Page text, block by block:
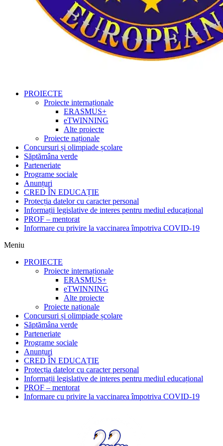
PROIECTE
Proiecte internaționale
ERASMUS+
eTWINNING
Alte proiecte
Proiecte naționale
Concursuri și olimpiade școlare
Săptămâna verde
Parteneriate
Programe sociale
Anunțuri
CRED ÎN EDUCAȚIE
Protecția datelor cu caracter personal
Informații legislative de interes pentru mediul educațional
PROF – mentorat
Informare cu privire la vaccinarea împotriva COVID-19
Meniu
PROIECTE
Proiecte internaționale
ERASMUS+
eTWINNING
Alte proiecte
Proiecte naționale
Concursuri și olimpiade școlare
Săptămâna verde
Parteneriate
Programe sociale
Anunțuri
CRED ÎN EDUCAȚIE
Protecția datelor cu caracter personal
Informații legislative de interes pentru mediul educațional
PROF – mentorat
Informare cu privire la vaccinarea împotriva COVID-19